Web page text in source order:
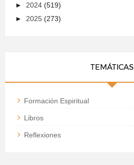
► 2024 (519)
► 2025 (273)
TEMÁTICAS
Formación Espiritual
Libros
Reflexiones